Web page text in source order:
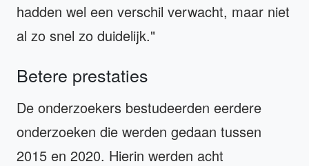
hadden wel een verschil verwacht, maar niet
al zo snel zo duidelijk."
Betere prestaties
De onderzoekers bestudeerden eerdere
onderzoeken die werden gedaan tussen
2015 en 2020. Hierin werden acht